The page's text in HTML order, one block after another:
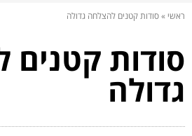
ראשי »סודות קטנים להצלחה גדולה
סודות
גדולה